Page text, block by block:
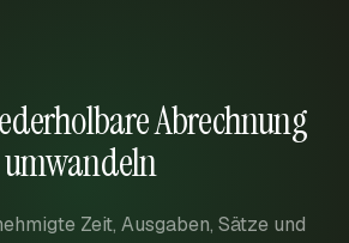
Abrechnung
umwandeln
Zeit, Ausgaben, Sätze und